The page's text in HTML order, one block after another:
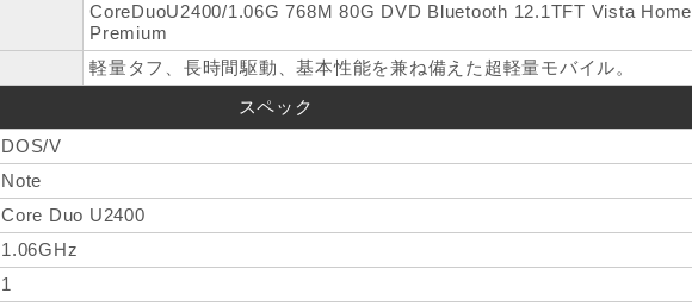
CoreDuoU2400/1.06G 768M 80G DVD Bluetooth 12.1TFT Vista Home
Premium
軽量タフ、長時間駆動、基本性能を兼ね備えた超軽量モバイル。
スペック
DOS/V
Note
Core Duo U2400
1.06GHz
1